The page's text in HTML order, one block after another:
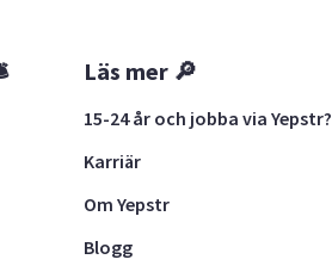
Läs mer 🔎
15-24 år och jobba via Yepstr?
Karriär
Om Yepstr
Blogg